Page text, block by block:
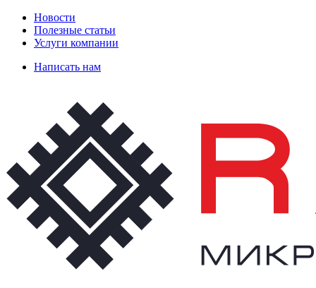
Новости
Полезные статьи
Услуги компании
Написать нам